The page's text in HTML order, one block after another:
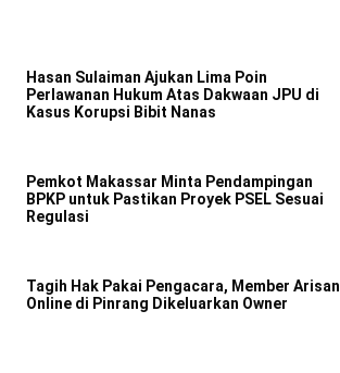
Hasan Sulaiman Ajukan Lima Poin
Perlawanan Hukum Atas Dakwaan JPU di
Kasus Korupsi Bibit Nanas
Pemkot Makassar Minta Pendampingan
BPKP untuk Pastikan Proyek PSEL Sesuai
Regulasi
Tagih Hak Pakai Pengacara, Member Arisan
Online di Pinrang Dikeluarkan Owner